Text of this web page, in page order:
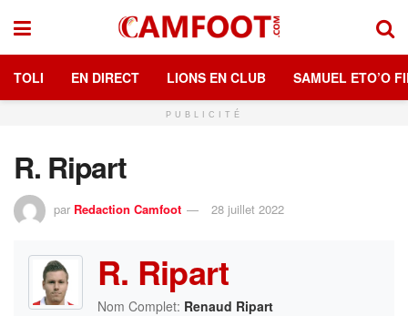
TOLI EN DIRECT LIONS EN CLUB SAMUEL ETO’O
PUBLICITÉ
R. Ripart
par Redaction Camfoot 28 juillet 2022
R. Ripart
Nom Complet: Renaud Ripart